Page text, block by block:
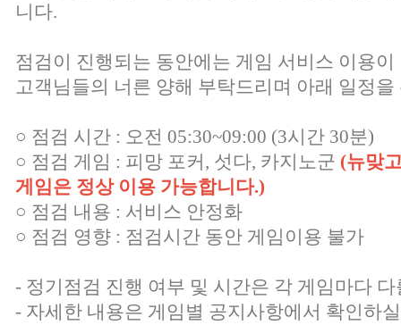
니다.
점검이 진행되는 동안에는 게임 서비스 이용
고객님들의 너른 양해 부탁드리며 아래 일정
○ 점검 시간 : 오전 05:30~09:00 (3시간 30분)
○ 점검 게임 : 피망 포커, 섯다, 카지노군 (뉴맞
게임은 정상 이용 가능합니다.)
○ 점검 내용 : 서비스 안정화
○ 점검 영향 : 점검시간 동안 게임이용 불가
- 정기점검 진행 여부 및 시간은 각 게임마다
- 자세한 내용은 게임별 공지사항에서 확인하